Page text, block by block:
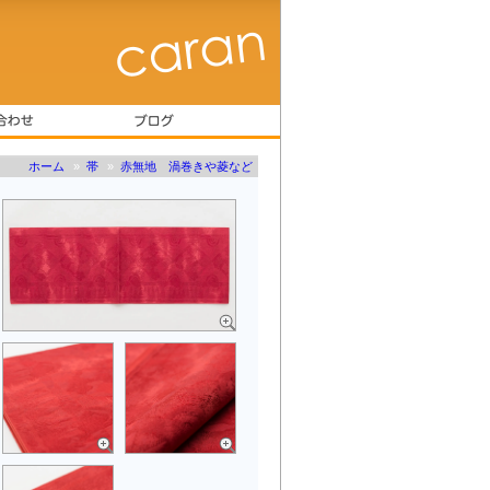
ホーム » 帯 » 赤無地 渦巻きや菱など